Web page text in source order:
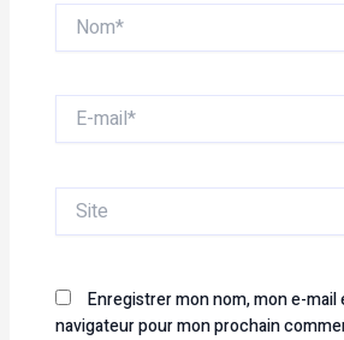
Nom*
mail*
Site
Enregistrer mon nom, mon e-mail
navigateur pour mon prochain